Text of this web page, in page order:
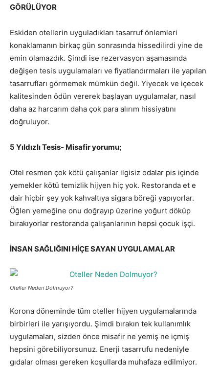
GÖRÜLÜYOR
Eskiden otellerin uyguladıkları tasarruf önlemleri
konaklamanın birkaç gün sonrasında hissedilirdi yine de
emin olamazdık. Şimdi ise rezervasyon aşamasında
değişen tesis uygulamaları ve fiyatlandırmaları ile yapılan
tasarrufları görmemek mümkün değil. Yiyecek ve içecek
kalitesinden ödün vererek başlayan uygulamalar, nasıl
daha az harcarım daha çok para alırım hissiyatını
doğruluyor.
5 Yıldızlı Tesis- Misafir yorumu;
Otel resmen çok kötü çalışanlar ilgisiz odalar pis içinde
yemekler kötü temizlik hijyen hiç yok. Restoranda et e
dair hiçbir şey yok kahvaltıya sigara böreği yapıyorlar.
Öğlen yemeğine onu doğrayıp üzerine yoğurt döküp
bırakıyorlar restoranda çalışanlarının hepsi çocuk işçi.
İNSAN SAĞLIĞINI HİÇE SAYAN UYGULAMALAR
Oteller Neden Dolmuyor?
Korona döneminde tüm oteller hijyen uygulamalarında
birbirleri ile yarışıyordu. Şimdi bırakın tek kullanımlık
uygulamaları, sizden önce misafir ne yemiş ne içmiş
hepsini görebiliyorsunuz. Enerji tasarrufu nedeniyle
gıdalar olması gereken koşullarda muhafaza edilmiyor.